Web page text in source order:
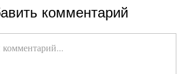
комментарий